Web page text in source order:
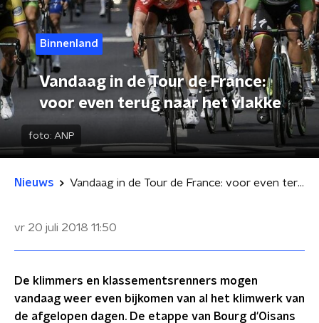
Binnenland
Vandaag in de Tour de France:
voor even terug naar het vlakke
foto: ANP
Nieuws Vandaag in de Tour de France: voor even terug naar het vlakke
vr 20 juli 2018 11:50
De klimmers en klassementsrenners mogen
vandaag weer even bijkomen van al het klimwerk van
de afgelopen dagen. De etappe van Bourg d'Oisans